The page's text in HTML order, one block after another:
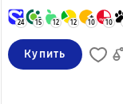
24 15 12 12 10 10
Купить